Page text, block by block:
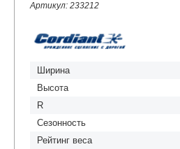
Артикул: 233212
Ширина
Высота
R
Сезонность
Рейтинг веса